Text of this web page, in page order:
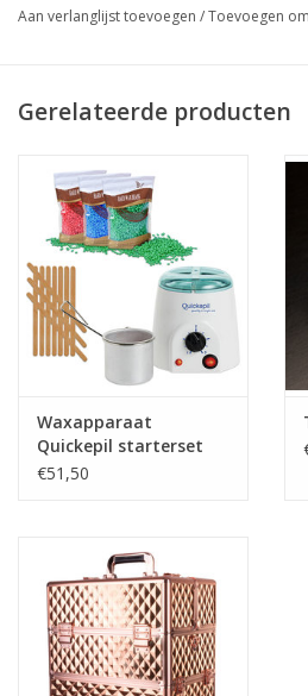
Gebruik:
Breng de broken mirror aan in de
over de glitter en hard uit.
Wil je de broken mirror liever
de meng verhouding 2 delen acryl
Prijzen zijn incl. BTW
Aan verlanglijst toevoegen /Toevoegen
Gerelateerde producten
Waxapparaat
Quickepil starterset
16. 90Watt
€51,50